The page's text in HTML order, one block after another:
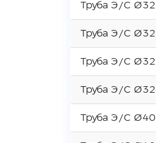
Труба Э/С Ø32
Труба Э/С Ø32
Труба Э/С Ø32
Труба Э/С Ø32
Труба Э/С Ø40